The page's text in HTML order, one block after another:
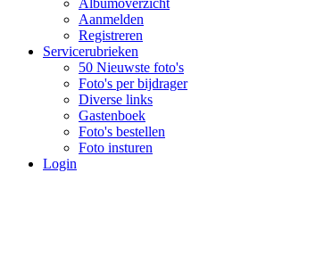
Albumoverzicht
Aanmelden
Registreren
Servicerubrieken
50 Nieuwste foto's
Foto's per bijdrager
Diverse links
Gastenboek
Foto's bestellen
Foto insturen
Login